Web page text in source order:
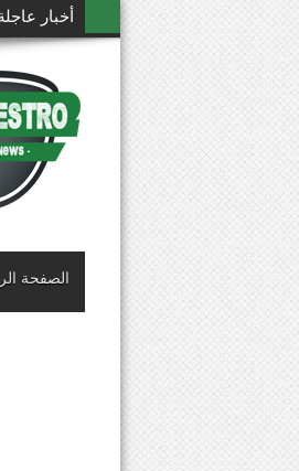
أخبار
الصفحة